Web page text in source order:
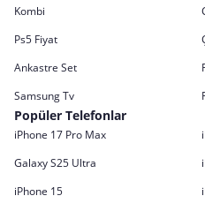
Kombi
Ps5 Fiyat
Ankastre Set
Samsung Tv
Popüler Telefonlar
iPhone 17 Pro Max
Galaxy S25 Ultra
iPhone 15